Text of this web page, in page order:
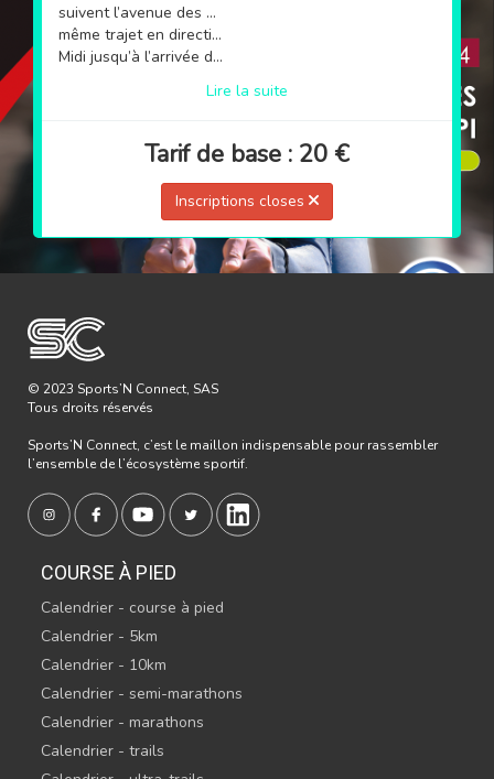
suivent l’avenue des Arlucs pour reprendre l’avenue de la Roubine. Ils effectuent le retour par le
même trajet en direction des Ronds-Point Louis Marlay et Etienne Romano, puis le boulevard du
Midi jusqu’à l’arrivée du Square Mistral.
Lire la suite
Tarif de base : 20 €
Inscriptions closes
© 2023 Sports’N Connect, SAS
Tous droits réservés
Sports’N Connect, c’est le maillon indispensable pour rassembler
l’ensemble de l’écosystème sportif.
COURSE À PIED
Calendrier - course à pied
Calendrier - 5km
Calendrier - 10km
Calendrier - semi-marathons
Calendrier - marathons
Calendrier - trails